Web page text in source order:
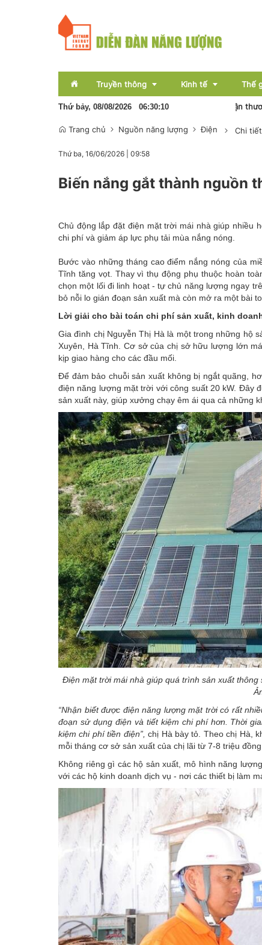
Truyền thông Kinh tế
Bất động sản
Emagazine
Thế
Sơn La: Xử lý 45 vụ vi phạm gian lận thương mại, hàng
Thứ bảy, 08/08/2026 06:30:12
Trang chủ Nguồn năng lượng Điện Chi
Thứ ba, 16/06/2026 09:58
Biến nắng gắt thành nguồn
Chủ động lắp đặt điện mặt trời mái nhà giúp nhiều
chi phí và giảm áp lực phụ tải mùa nắng nóng.
Bước vào những tháng cao điểm nắng nóng của
Tĩnh tăng vọt. Thay vì thụ động phụ thuộc hoàn
chọn một lối đi linh hoạt - tự chủ năng lượng ngay
bỏ nỗi lo gián đoạn sản xuất mà còn mở ra một bài
Lời giải cho bài toán chi phí sản xuất, kinh
Gia đình chị Nguyễn Thị Hà là một trong những hộ
Xuyên, Hà Tĩnh. Cơ sở của chị sở hữu lượng lớn
kịp giao hàng cho các đầu mối.
Để đảm bảo chuỗi sản xuất không bị ngắt quãng,
điện năng lượng mặt trời với công suất 20 kW. Đây
sản xuất này, giúp xưởng chạy êm ái qua cả những
Điện mặt trời mái nhà giúp quá trình sản xuất
“Nhận biết được điện năng lượng mặt trời có rất
đoạn sử dụng điện và tiết kiệm chi phí hơn. Thời
kiệm chi phí tiền điện”, chị Hà bày tỏ. Theo chị Hà,
mỗi tháng cơ sở sản xuất của chị lãi từ 7-8 triệu đồng
Không riêng gì các hộ sản xuất, mô hình năng lượng
với các hộ kinh doanh dịch vụ - nơi các thiết bị làm